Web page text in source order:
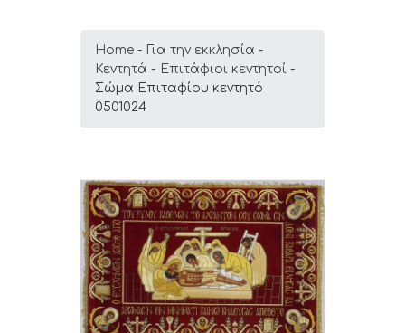
Home
Για την εκκλησία
Κεντητά
Επιτάφιοι κεντητοί
Σώμα Επιταφίου κεντητό
0501024